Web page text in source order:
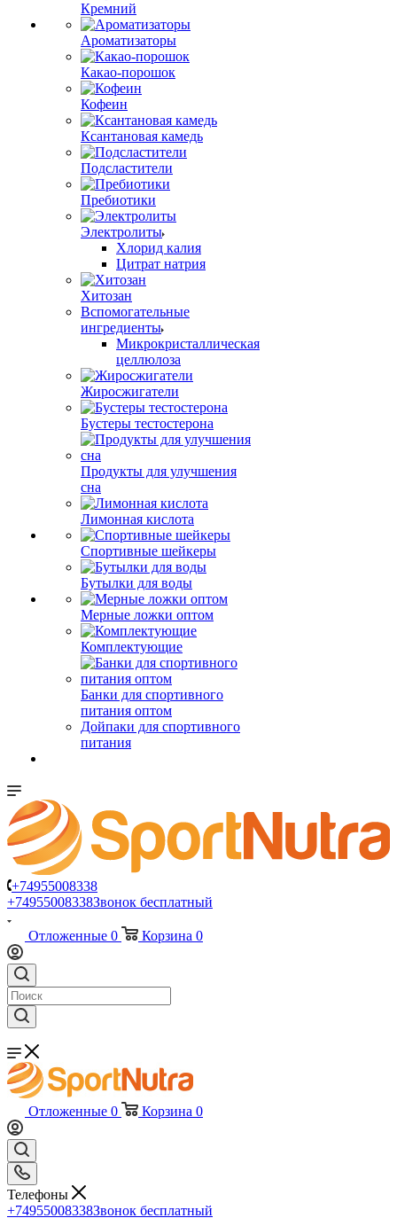
Кремний
Ароматизаторы
Какао-порошок
Кофеин
Ксантановая камедь
Подсластители
Пребиотики
Электролиты
Хлорид калия
Цитрат натрия
Хитозан
Вспомогательные
ингредиенты
Микрокристаллическая
целлюлоза
Жиросжигатели
Бустеры тестостерона
Продукты для улучшения
сна
Лимонная кислота
Спортивные шейкеры
Бутылки для воды
Мерные ложки оптом
Комплектующие
Банки для спортивного
питания оптом
Дойпаки для спортивного
питания
+74955008338
+74955008338Звонок бесплатный
Отложенные 0 Корзина 0
Отложенные 0 Корзина 0
Телефоны
+74955008338Звонок бесплатный